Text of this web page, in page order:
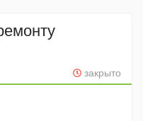
закрыто